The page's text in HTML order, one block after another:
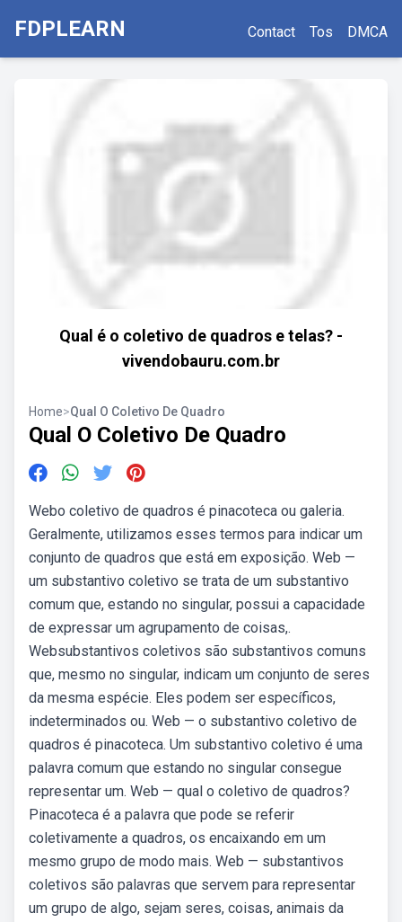
FDPLEARN Contact Tos DMCA
Qual é o coletivo de quadros e telas? -
vivendobauru.com.br
Home>Qual O Coletivo De Quadro
Qual O Coletivo De Quadro
Webo coletivo de quadros é pinacoteca ou galeria.
Geralmente, utilizamos esses termos para indicar um
conjunto de quadros que está em exposição. Web —
um substantivo coletivo se trata de um substantivo
comum que, estando no singular, possui a capacidade
de expressar um agrupamento de coisas,.
Websubstantivos coletivos são substantivos comuns
que, mesmo no singular, indicam um conjunto de seres
da mesma espécie. Eles podem ser específicos,
indeterminados ou. Web — o substantivo coletivo de
quadros é pinacoteca. Um substantivo coletivo é uma
palavra comum que estando no singular consegue
representar um. Web — qual o coletivo de quadros?
Pinacoteca é a palavra que pode se referir
coletivamente a quadros, os encaixando em um
mesmo grupo de modo mais. Web — substantivos
coletivos são palavras que servem para representar
um grupo de algo, sejam seres, coisas, animais da